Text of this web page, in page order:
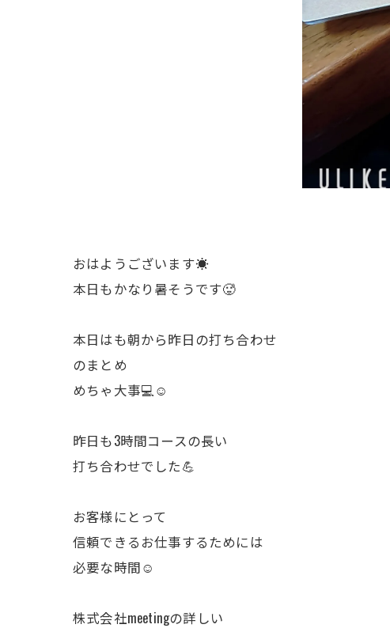
おはようございます☀
本日もかなり暑そうです🥵
本日はも朝から昨日の打ち合わせ
のまとめ
めちゃ大事💻☺️
昨日も3時間コースの長い
打ち合わせでした💪
お客様にとって
信頼できるお仕事するためには
必要な時間☺️
株式会社meetingの詳しい